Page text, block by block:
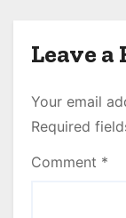
Leave a
Your email
Required
Comment *